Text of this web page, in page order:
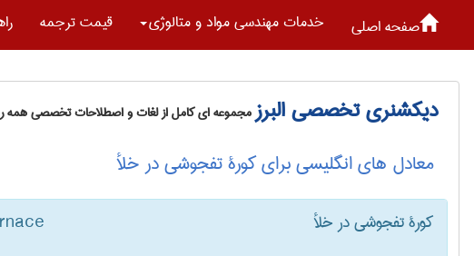
صفحه اصلی خدمات مهندسی مواد و متالوژی قیمت ترجمه
دیکشنری تخصصی البرزمجموعه ای کامل از لغات و اصطلاحات تخصصی همه
معادل های انگلیسی برای کورۀ تفجوشی در خلأ
کورۀ تفجوشی در خلأ